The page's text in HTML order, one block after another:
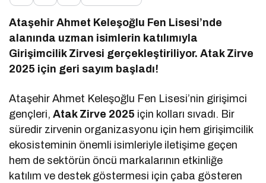
Ataşehir Ahmet Keleşoğlu Fen Lisesi’nde
alanında uzman isimlerin katılımıyla
Girişimcilik Zirvesi gerçekleştiriliyor. Atak Zirve
2025 için geri sayım başladı!
Ataşehir Ahmet Keleşoğlu Fen Lisesi’nin girişimci
gençleri,Atak Zirve 2025 için kolları sıvadı. Bir
süredir zirvenin organizasyonu için hem girişimcilik
ekosisteminin önemli isimleriyle iletişime geçen
hem de sektörün öncü markalarının etkinliğe
katılım ve destek göstermesi için çaba gösteren